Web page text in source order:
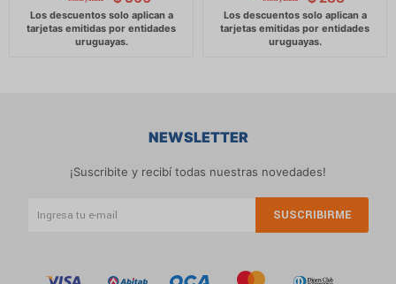
NEWSLETTER
¡Suscribite y recibí todas nuestras novedades!
SUSCRIBIRME